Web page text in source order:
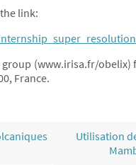
link:
(www.irisa.fr/obelix)
France.
Utilisation